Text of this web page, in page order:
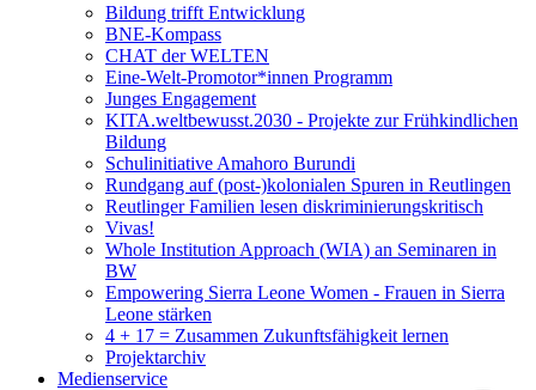
Bildung trifft Entwicklung
BNE-Kompass
CHAT der WELTEN
Eine-Welt-Promotor*innen Programm
Junges Engagement
KITA.weltbewusst.2030 - Projekte zur Frühkindlichen
Bildung
Schulinitiative Amahoro Burundi
Rundgang auf (post-)kolonialen Spuren in Reutlingen
Reutlinger Familien lesen diskriminierungskritisch
Vivas!
Whole Institution Approach (WIA) an Seminaren in
BW
Empowering Sierra Leone Women - Frauen in Sierra
Leone stärken
4 + 17 = Zusammen Zukunftsfähigkeit lernen
Projektarchiv
Medienservice